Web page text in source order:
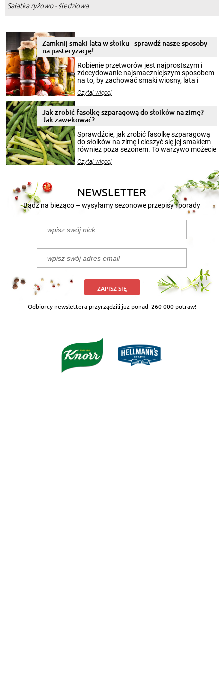
Sałatka ryżowo - śledziowa
Zamknij smaki lata w słoiku - sprawdź nasze sposoby
na pasteryzację!
Robienie przetworów jest najprostszym i
zdecydowanie najsmaczniejszym sposobem
na to, by zachować smaki wiosny, lata i
krajobrazów, by cieszyć nimi oko w sezonie
pełni poczuć atmosferę cieplejszych
miesięcy. Przygotowanie słoików ze
patenty, które pozwolą zachować świeżość
przetworów.
Czytaj więcej
Jak zrobić fasolkę szparagową do słoików na zimę?
Jak zawekować?
Sprawdźcie, jak zrobić fasolkę szparagową
do słoików na zimę i cieszyć się jej smakiem
również poza sezonem. To warzywo możecie
nasze propozycje!
Czytaj więcej
NEWSLETTER
Bądź na bieżąco – wysyłamy sezonowe przepisy i porady
ZAPISZ SIĘ
Odbiorcy newslettera przyrządzili już ponad 260 000 potraw!